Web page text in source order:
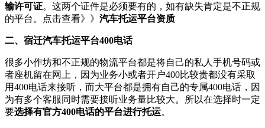
输许可证。这两个证件是必须要有的，如有缺失肯定是不正规
的平台。点击查看》》 汽车托运平台资质
二、宿迁汽车托运平台400电话
很多小作坊和不正规的物流平台都是将自己的私人手机号码或
者座机留在网上，因为业务小或者开户400比较贵都没有采取
用400电话来接听，而大平台都是拥有自己的专属400电话，因
为有多个客服同时需要接听业务量比较大。所以在选择时一定
要选择有官方400电话的平台进行托运。